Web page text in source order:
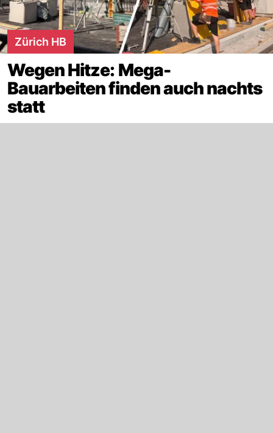
Zürich HB
Wegen Hitze: Mega-
Bauarbeiten finden auch nachts
statt